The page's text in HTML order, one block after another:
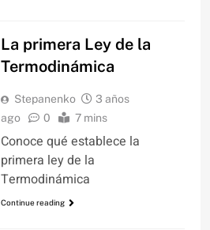
La primera Ley de la
Termodinámica
Stepanenko
3 años
ago
0 7 mins
Conoce qué establece la
primera ley de la
Termodinámica
Continue reading